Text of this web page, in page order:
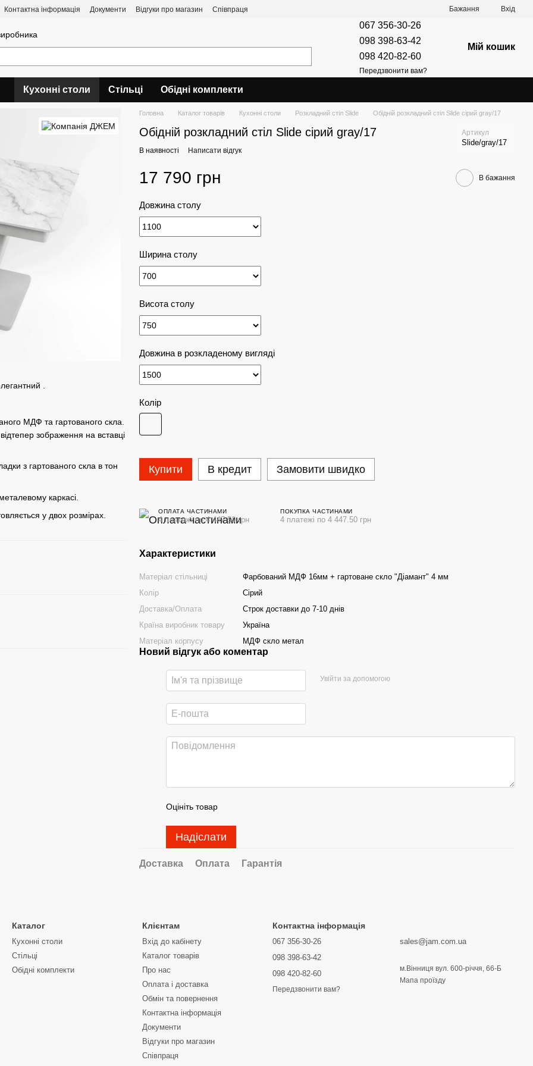
Контактна інформація Документи Відгуки про магазин Співпраця Бажання Вхід
067 356-30-26
098 398-63-42
098 420-82-60
Передзвонити вам?
Мій кошик
Кухонні столи Стільці Обідні комплекти
.
МДФ та гартованого скла.
зображення на вставці
з гартованого скла в тон
каркасі.
у двох розмірах.
Головна Каталог товарів Кухонні столи Розкладний стіл Slide Обідній розкладний стіл Slide сірий gray/17
Обідній розкладний стіл Slide сірий gray/17 Артикул
Slide/gray/17
В наявності Написати відгук
17 790 грн В бажання
Довжина столу
Ширина столу
Висота столу
Довжина в розкладеному вигляді
Колір
Купити В кредит Замовити швидко
ОПЛАТА ЧАСТИНАМИ
4 платежі по 4 447.50 грн
ПОКУПКА ЧАСТИНАМИ
4 платежі по 4 447.50 грн
Характеристики
Матеріал стільниці
Фарбований МДФ 16мм + гартоване скло "Діамант" 4 мм
Колір
Сірий
Доставка/Оплата
Строк доставки до 7-10 днів
Країна виробник товару
Україна
Матеріал корпусу
МДФ скло метал
Новий відгук або коментар
Увійти за допомогою
Оцініть товар
Надіслати
Доставка Оплата Гарантія
Каталог
Кухонні столи
Стільці
Обідні комплекти
Клієнтам
Вхід до кабінету
Каталог товарів
Про нас
Оплата і доставка
Обмін та повернення
Контактна інформація
Документи
Відгуки про магазин
Співпраця
Контактна інформація
067 356-30-26
098 398-63-42
098 420-82-60
Передзвонити вам?
sales@jam.com.ua
м.Вінниця вул. 600-річчя, 66-Б
Мапа проїзду